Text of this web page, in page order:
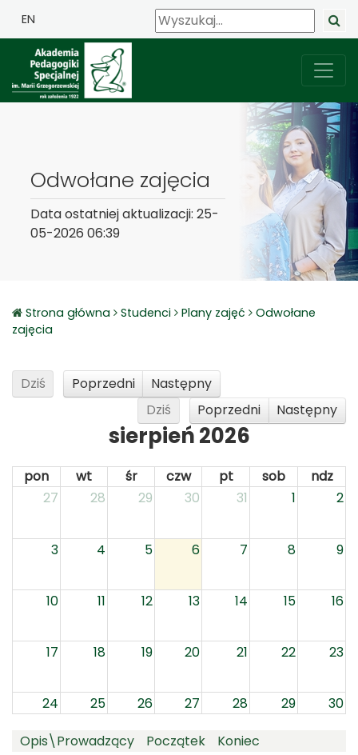
EN
Odwołane zajęcia
Data ostatniej aktualizacji: 25-
05-2026 06:39
Strona główna Studenci Plany zajęć
Odwołane
zajęcia
Dziś Poprzedni
Następny
Dziś
Poprzedni Następny
sierpień 2026
pon wt śr czw pt sob
ndz
27
28 29 30 31 1 2
3 4 5 6 7 8 9
10 11 12 13 14 15 16
17 18 19 20 21 22 23
24 25 26 27 28 29 30
Opis\Prowadzący Początek
Koniec